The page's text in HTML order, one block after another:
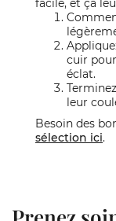
facile, et ça
cuir
éclat.
leur
Besoin des
sélection ici.